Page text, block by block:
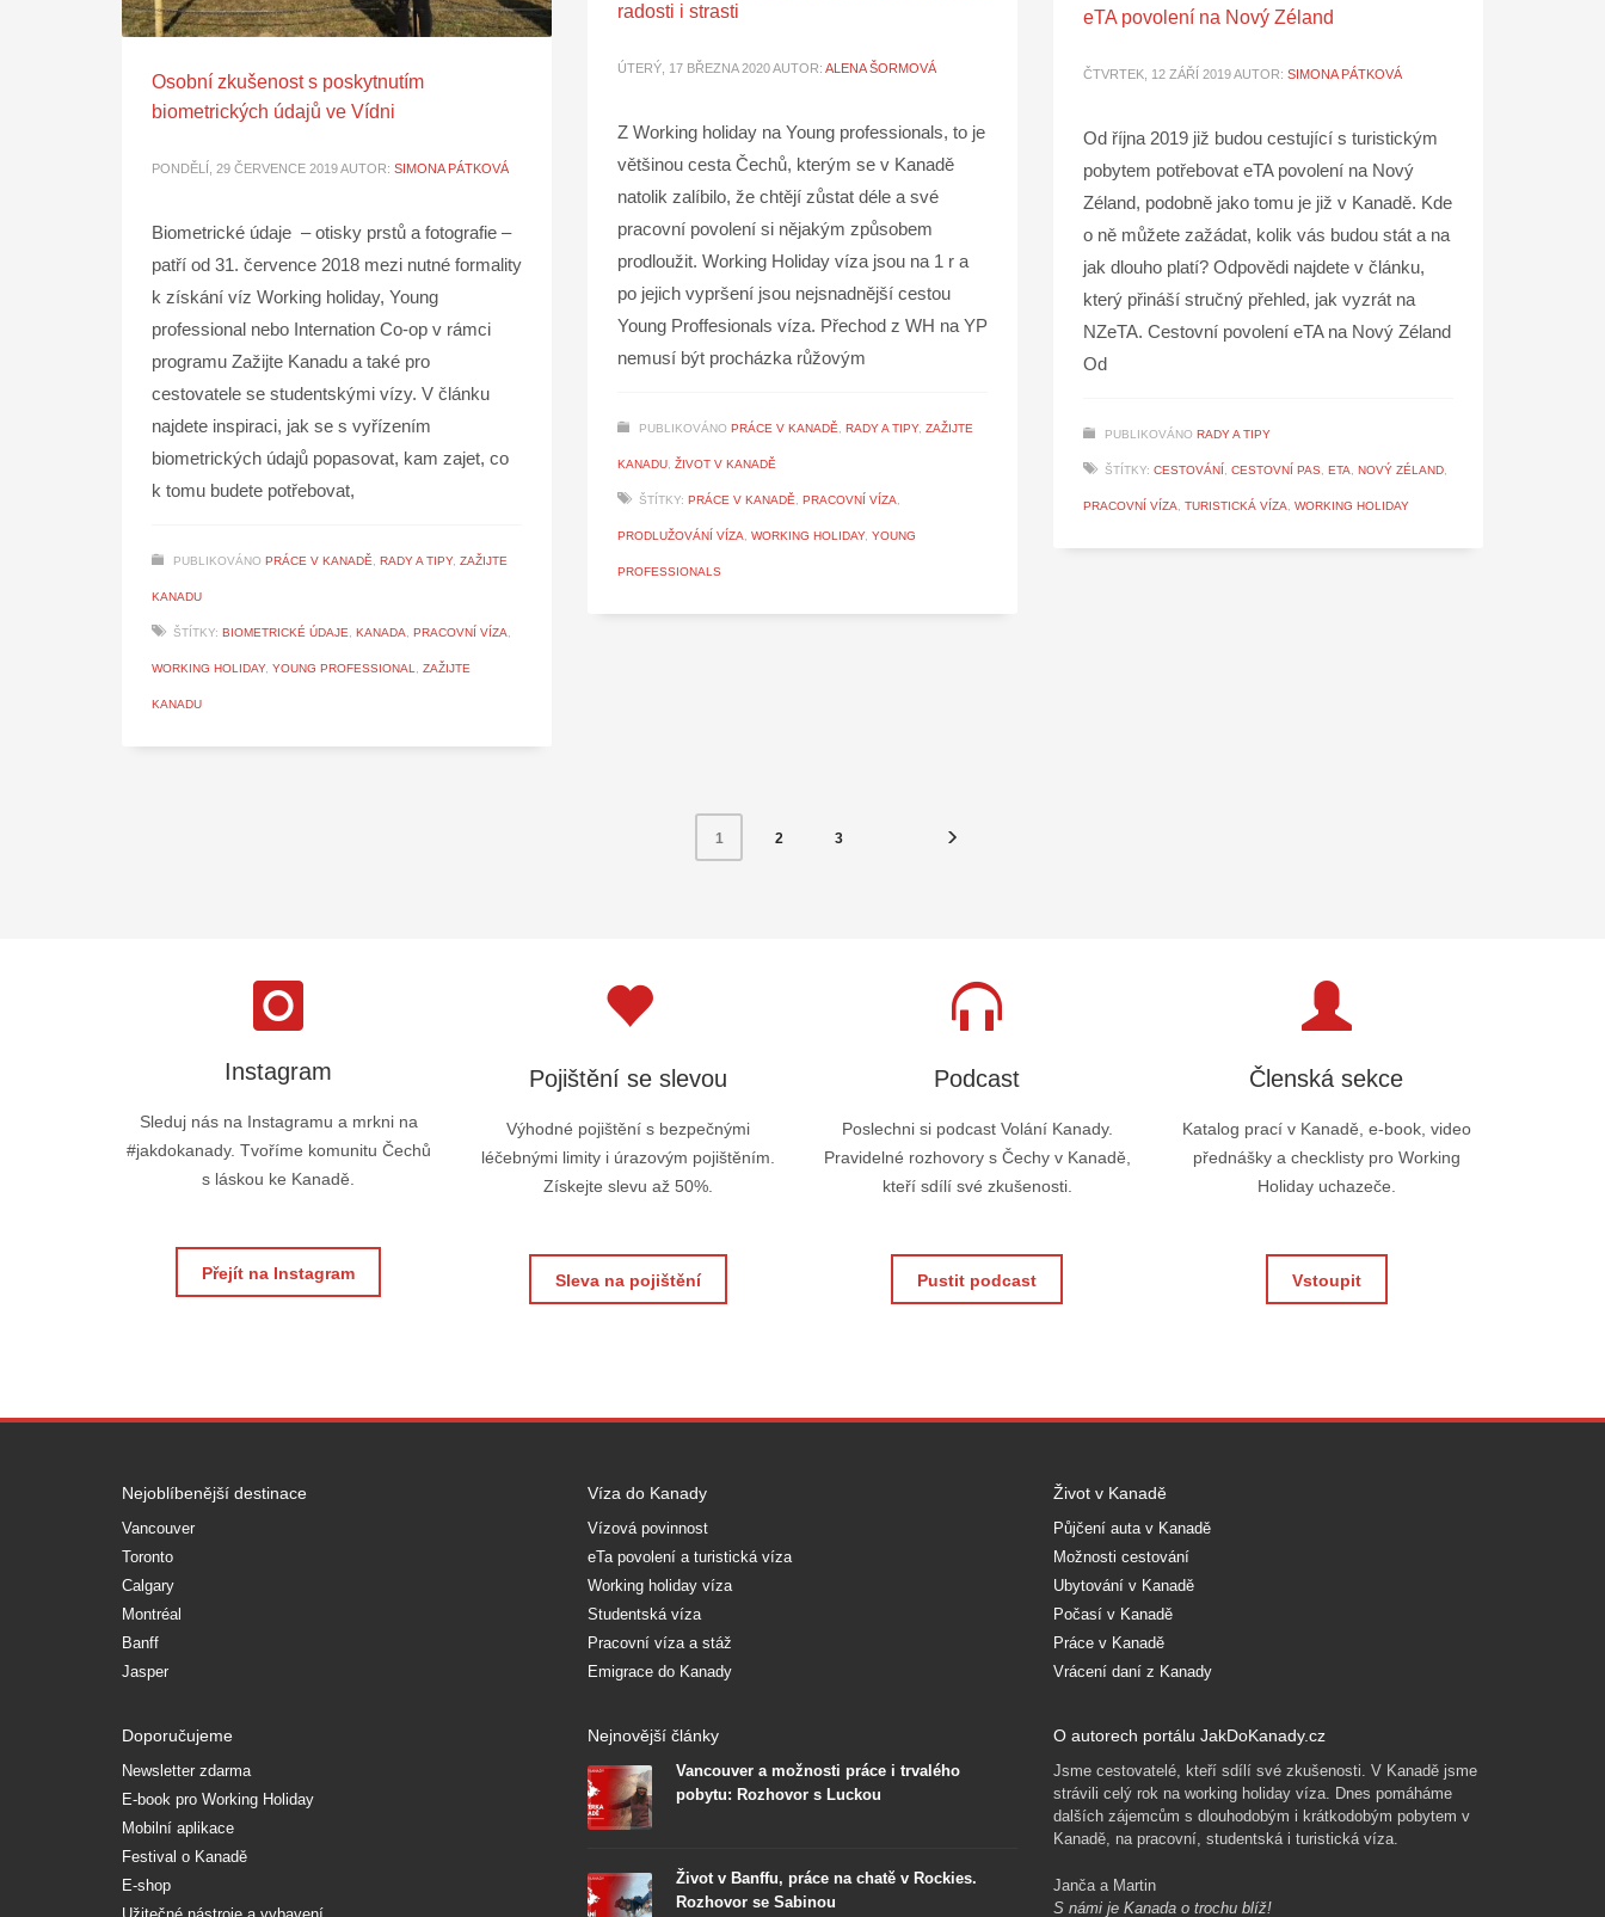
radosti i strasti
ÚTERÝ, 17 BŘEZNA 2020AUTOR: ALENA ŠORMOVÁ
Z Working holiday na Young professionals, to je
většinou cesta Čechů, kterým se v Kanadě
natolik zalíbilo, že chtějí zůstat déle a své
pracovní povolení si nějakým způsobem
prodloužit. Working Holiday víza jsou na 1 r a
po jejich vypršení jsou nejsnadnější cestou
Young Proffesionals víza. Přechod z WH na YP
nemusí být procházka růžovým
PUBLIKOVÁNO PRÁCE V KANADĚ, RADY A TIPY, ZAŽIJTE
KANADU, ŽIVOT V KANADĚ
ŠTÍTKY: PRÁCE V KANADĚ, PRACOVNÍ VÍZA,
PRODLUŽOVÁNÍ VÍZA, WORKING HOLIDAY, YOUNG
PROFESSIONALS
eTA povolení na Nový Zéland
ČTVRTEK, 12 ZÁŘÍ 2019AUTOR: SIMONA PÁTKOVÁ
Od října 2019 již budou cestující s turistickým
pobytem potřebovat eTA povolení na Nový
Zéland, podobně jako tomu je již v Kanadě. Kde
o ně můžete zažádat, kolik vás budou stát a na
jak dlouho platí? Odpovědi najdete v článku,
který přináší stručný přehled, jak vyzrát na
NZeTA. Cestovní povolení eTA na Nový Zéland
Od
PUBLIKOVÁNO RADY A TIPY
ŠTÍTKY: CESTOVÁNÍ , CESTOVNÍ PAS, ETA, NOVÝ ZÉLAND,
PRACOVNÍ VÍZA, TURISTICKÁ VÍZA, WORKING HOLIDAY
Osobní zkušenost s poskytnutím
biometrických údajů ve Vídni
PONDĚLÍ, 29 ČERVENCE 2019AUTOR: SIMONA PÁTKOVÁ
Biometrické údaje – otisky prstů a fotografie –
patří od 31. července 2018 mezi nutné formality
k získání víz Working holiday, Young
professional nebo Internation Co-op v rámci
programu Zažijte Kanadu a také pro
cestovatele se studentskými vízy. V článku
najdete inspiraci, jak se s vyřízením
biometrických údajů popasovat, kam zajet, co
k tomu budete potřebovat,
PUBLIKOVÁNO PRÁCE V KANADĚ, RADY A TIPY, ZAŽIJTE
KANADU
ŠTÍTKY: BIOMETRICKÉ ÚDAJE, KANADA, PRACOVNÍ VÍZA,
WORKING HOLIDAY, YOUNG PROFESSIONAL, ZAŽIJTE
KANADU
1 2 3
Instagram
Sleduj nás na Instagramu a mrkni na
#jakdokanady. Tvoříme komunitu Čechů
s láskou ke Kanadě.
Přejít na Instagram
Pojištění se slevou
Výhodné pojištění s bezpečnými
léčebnými limity i úrazovým pojištěním.
Získejte slevu až 50%.
Sleva na pojištění
Podcast
Poslechni si podcast Volání Kanady.
Pravidelné rozhovory s Čechy v Kanadě,
kteří sdílí své zkušenosti.
Pustit podcast
Členská sekce
Katalog prací v Kanadě, e-book, video
přednášky a checklisty pro Working
Holiday uchazeče.
Vstoupit
Nejoblíbenější destinace
Vancouver
Toronto
Calgary
Montréal
Banff
Jasper
Víza do Kanady
Vízová povinnost
eTa povolení a turistická víza
Working holiday víza
Studentská víza
Pracovní víza a stáž
Emigrace do Kanady
Život v Kanadě
Půjčení auta v Kanadě
Možnosti cestování
Ubytování v Kanadě
Počasí v Kanadě
Práce v Kanadě
Vrácení daní z Kanady
Doporučujeme
Newsletter zdarma
E-book pro Working Holiday
Mobilní aplikace
Festival o Kanadě
E-shop
Nejnovější články
Vancouver a možnosti práce i trvalého
pobytu: Rozhovor s Luckou
Život v Banffu, práce na chatě v Rockies.
Rozhovor se Sabinou
O autorech portálu JakDoKanady.cz
Jsme cestovatelé, kteří sdílí své zkušenosti. V Kanadě jsme
strávili celý rok na working holiday víza. Dnes pomáháme
dalších zájemcům s dlouhodobým i krátkodobým pobytem v
Kanadě, na pracovní, studentská i turistická víza.
Janča a Martin
S námi je Kanada o trochu blíž!